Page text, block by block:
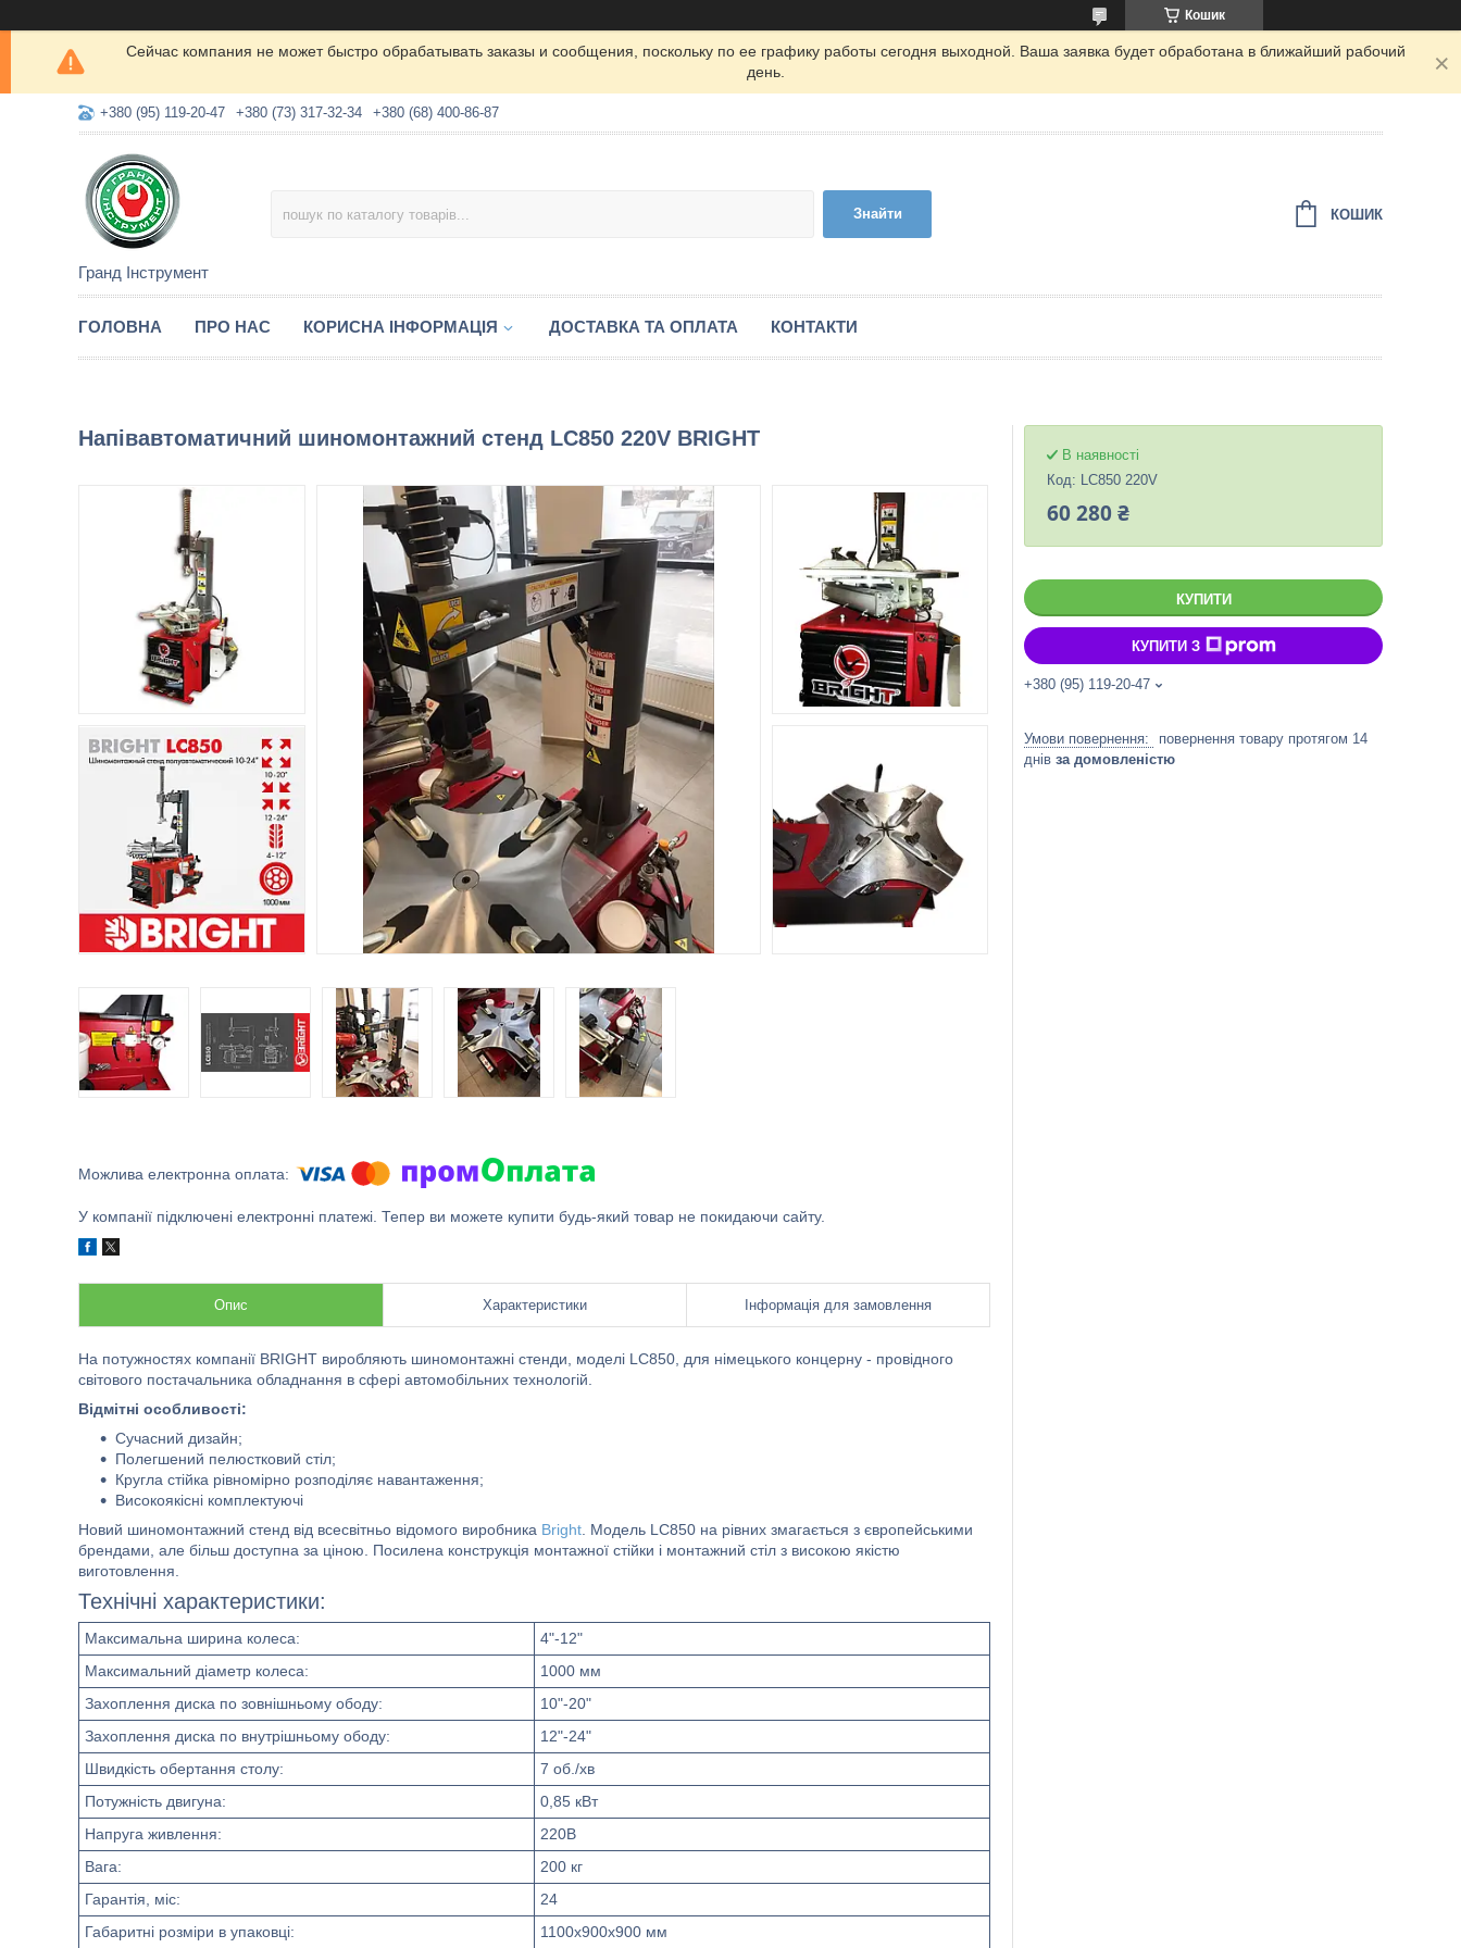
Кошик
Сейчас компания не может быстро обрабатывать заказы и сообщения, поскольку по ее графику работы сегодня выходной. Ваша заявка будет обработана в ближайший рабочий
день.
+380 (95) 119-20-47 +380 (73) 317-32-34 +380 (68) 400-86-87
Гранд Інструмент
Знайти КОШИК
ГОЛОВНА ПРО НАС КОРИСНА ІНФОРМАЦІЯ ДОСТАВКА ТА ОПЛАТА КОНТАКТИ
Напівавтоматичний шиномонтажний стенд LC850 220V BRIGHT
У компанії підключені електронні платежі. Тепер ви можете купити будь-який товар не покидаючи сайту.
Опис Характеристики Інформація для замовлення
На потужностях компанії BRІGHT виробляють шиномонтажні стенди, моделі LC850, для німецького концерну - провідного
світового постачальника обладнання в сфері автомобільних технологій.
Відмітні особливості:
Сучасний дизайн;
Полегшений пелюстковий стіл;
Кругла стійка рівномірно розподіляє навантаження;
Високоякісні комплектуючі
Новий шиномонтажний стенд від всесвітньо відомого виробника Bright . Модель LC850 на рівних змагається з європейськими
брендами, але більш доступна за ціною. Посилена конструкція монтажної стійки і монтажний стіл з високою якістю
виготовлення.
Технічні характеристики:
Максимальна ширина колеса:
4"-12"
Максимальний діаметр колеса:
1000 мм
Захоплення диска по зовнішньому ободу:
10"-20"
Захоплення диска по внутрішньому ободу:
12"-24"
Швидкість обертання столу:
7 об./хв
Потужність двигуна:
0,85 кВт
Напруга живлення:
220В
Вага:
200 кг
Гарантія, міс:
24
Габаритні розміри в упаковці:
1100х900х900 мм
В наявності
Код: LC850 220V
60 280 ₴
КУПИТИ
КУПИТИ З
+380 (95) 119-20-47
повернення товару протягом 14
днів за домовленістю